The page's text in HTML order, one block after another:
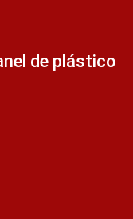
de plástico